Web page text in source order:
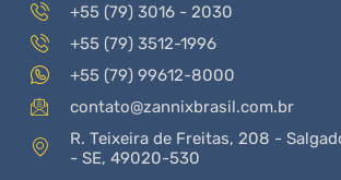
+55 (79) 3016 - 2030
+55 (79) 3512-1996
+55 (79) 99612-8000
contato@zannixbrasil.com.br
R. Teixeira de Freitas, 208 -
- SE, 49020-530